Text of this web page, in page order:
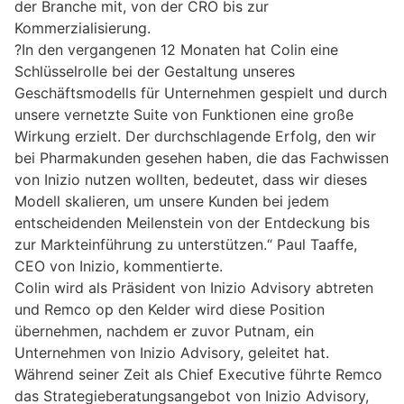
der Branche mit, von der CRO bis zur
Kommerzialisierung.
?In den vergangenen 12 Monaten hat Colin eine
Schlüsselrolle bei der Gestaltung unseres
Geschäftsmodells für Unternehmen gespielt und durch
unsere vernetzte Suite von Funktionen eine große
Wirkung erzielt. Der durchschlagende Erfolg, den wir
bei Pharmakunden gesehen haben, die das Fachwissen
von Inizio nutzen wollten, bedeutet, dass wir dieses
Modell skalieren, um unsere Kunden bei jedem
entscheidenden Meilenstein von der Entdeckung bis
zur Markteinführung zu unterstützen.“ Paul Taaffe,
CEO von Inizio, kommentierte.
Colin wird als Präsident von Inizio Advisory abtreten
und Remco op den Kelder wird diese Position
übernehmen, nachdem er zuvor Putnam, ein
Unternehmen von Inizio Advisory, geleitet hat.
Während seiner Zeit als Chief Executive führte Remco
das Strategieberatungsangebot von Inizio Advisory,